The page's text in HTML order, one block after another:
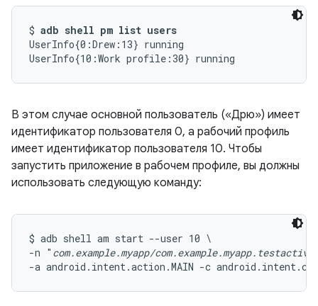
$ adb shell pm list users
UserInfo{0:Drew:13} running
UserInfo{10:Work profile:30} running
В этом случае основной пользователь («Дрю») имеет
идентификатор пользователя 0, а рабочий профиль
имеет идентификатор пользователя 10. Чтобы
запустить приложение в рабочем профиле, вы должны
использовать следующую команду:
$ adb shell am start --user 10 \
-n " com.example.myapp/
-a android.intent.action.MAIN -c